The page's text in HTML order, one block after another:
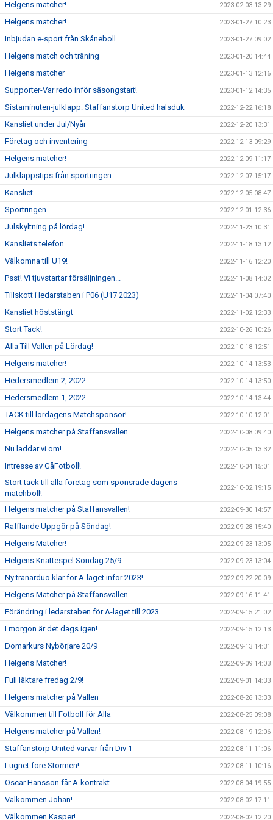
Helgens matcher! 2023-02-03 13:29
Helgens matcher! 2023-01-27 10:23
Inbjudan e-sport från Skåneboll 2023-01-27 09:02
Helgens match och träning 2023-01-20 14:44
Helgens matcher 2023-01-13 12:16
Supporter-Var redo inför säsongstart! 2023-01-12 14:35
Sistaminuten-julklapp: Staffanstorp United halsduk 2022-12-22 16:18
Kansliet under Jul/Nyår 2022-12-20 13:31
Företag och inventering 2022-12-13 09:29
Helgens matcher! 2022-12-09 11:17
Julklappstips från sportringen 2022-12-07 15:17
Kansliet 2022-12-05 08:47
Sportringen 2022-12-01 12:36
Julskyltning på lördag! 2022-11-23 10:31
Kansliets telefon 2022-11-18 13:12
Välkomna till U19! 2022-11-16 12:20
Psst! Vi tjuvstartar försäljningen... 2022-11-08 14:02
Tillskott i ledarstaben i P06 (U17 2023) 2022-11-04 07:40
Kansliet höststängt 2022-11-02 12:33
Stort Tack! 2022-10-26 10:26
Alla Till Vallen på Lördag! 2022-10-18 12:51
Helgens matcher! 2022-10-14 13:53
Hedersmedlem 2, 2022 2022-10-14 13:50
Hedersmedlem 1, 2022 2022-10-14 13:44
TACK till lördagens Matchsponsor! 2022-10-10 12:01
Helgens matcher på Staffansvallen 2022-10-08 09:40
Nu laddar vi om! 2022-10-05 13:32
Intresse av GåFotboll! 2022-10-04 15:01
Stort tack till alla företag som sponsrade dagens
matchboll!
2022-10-02 19:15
Helgens matcher på Staffansvallen! 2022-09-30 14:57
Rafflande Uppgör på Söndag! 2022-09-28 15:40
Helgens Matcher! 2022-09-23 13:05
Helgens Knattespel Söndag 25/9 2022-09-23 13:04
Ny tränarduo klar för A-laget inför 2023! 2022-09-22 20:09
Helgens Matcher på Staffansvallen 2022-09-16 11:41
Förändring i ledarstaben för A-laget till 2023 2022-09-15 21:02
I morgon är det dags igen! 2022-09-15 12:13
Domarkurs Nybörjare 20/9 2022-09-13 14:31
Helgens Matcher! 2022-09-09 14:03
Full läktare fredag 2/9! 2022-09-01 14:33
Helgens matcher på Vallen 2022-08-26 13:33
Välkommen till Fotboll för Alla 2022-08-25 09:08
Helgens matcher på Vallen! 2022-08-19 12:06
Staffanstorp United värvar från Div 1 2022-08-11 11:06
Lugnet före Stormen! 2022-08-11 10:16
Oscar Hansson får A-kontrakt 2022-08-04 19:55
Välkommen Johan! 2022-08-02 17:11
Välkommen Kasper! 2022-08-02 12:20